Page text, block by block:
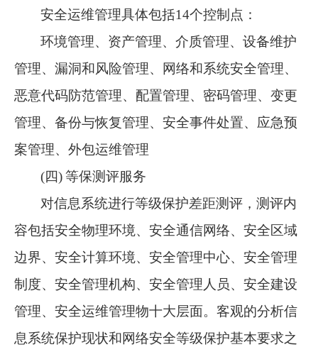
安全运维管理具体包括14个控制点：
环境管理、资产管理、介质管理、设备维护
管理、漏洞和风险管理、网络和系统安全管理、
恶意代码防范管理、配置管理、密码管理、变更
管理、备份与恢复管理、安全事件处置、应急预
案管理、外包运维管理
(四)等保测评服务
对信息系统进行等级保护差距测评，测评内
容包括安全物理环境、安全通信网络、安全区域
边界、安全计算环境、安全管理中心、安全管理
制度、安全管理机构、安全管理人员、安全建设
管理、安全运维管理物十大层面。客观的分析信
息系统保护现状和网络安全等级保护基本要求之